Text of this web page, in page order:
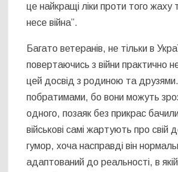
це найкращі ліки проти того жаху
несе війна”.
Багато ветеранів, не тільки в
повертаючись з війни практично
цей досвід з родиною та
побратимами, бо вони можуть
одного, позаяк без прикрас
військові самі жартують про
гумор, хоча насправді він
адаптований до реальності, в